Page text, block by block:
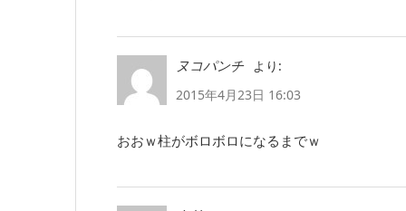
ヌコパンチ
より:
2015年4月23日 16:03
おおｗ柱がボロボロになるまでｗ